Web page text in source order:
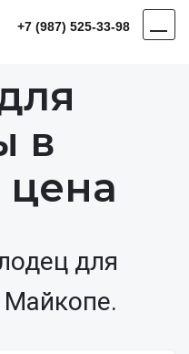
+7 (987) 525-33-98
в
для